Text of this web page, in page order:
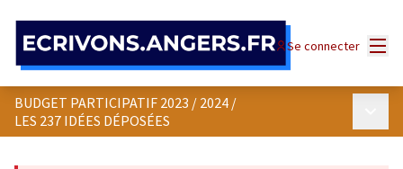
Se connecter
BUDGET PARTICIPATIF 2023 / 2024 /
LES 237 IDÉES DÉPOSÉES